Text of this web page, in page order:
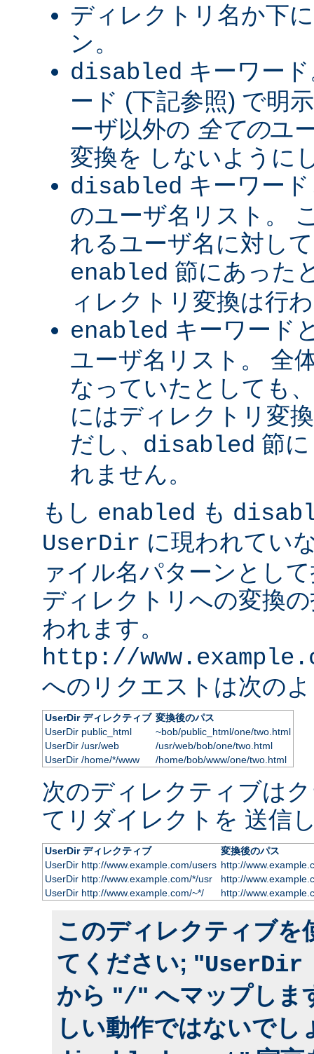
ディレクトリ名か下
ン。
disabled キーワー
ード (下記参照) で明
ーザ以外の 全てのユ
変換を しないように
disabled キーワー
のユーザ名リスト。
れるユーザ名に対し
enabled 節にあった
ィレクトリ変換は行
enabled キーワード
ユーザ名リスト。 全
なっていたとしても
にはディレクトリ変
だし、 disabled 節
れません。
もし enabled も
UserDir に現われてい
ァイル名パターンとし
ディレクトリへの変換
われます。
http://
へのリクエストは次の
UserDir ディレクティブ 変換後のパス
UserDir public_html
~bob/public_html/one/two.html
UserDir /usr/web
/usr/web/bob/one/two.html
UserDir /home/*/www
/home/bob/www/one/two.html
次のディレクティブは
てリダイレクトを 送信
UserDir ディレクティブ
変換後のパス
UserDir http://www.example.com/users http://
UserDir http://www.example.com/*/usr
http://
UserDir http://www.example.com/~*/
http://
このディレクティブを
てください; "
から "/" へマップしま
しい動作ではないでし